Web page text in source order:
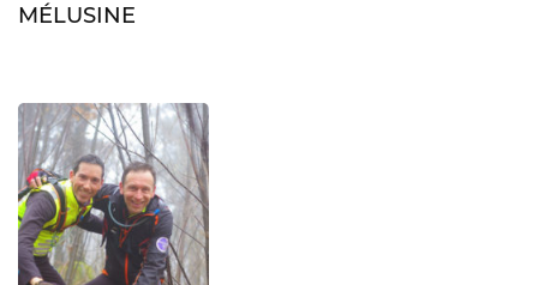
MÉLUSINE